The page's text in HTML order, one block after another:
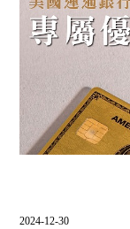
幸福婚宴
飯店設施
南方聯誼會
2024-12-30